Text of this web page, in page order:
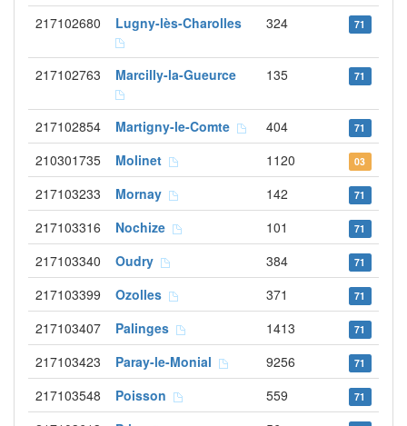
217102680 Lugny-lès-Charolles 324 71
217102763 Marcilly-la-Gueurce 135 71
217102854 Martigny-le-Comte 404 71
210301735 Molinet 1120 03
217103233 Mornay 142 71
217103316 Nochize 101 71
217103340 Oudry 384 71
217103399 Ozolles 371 71
217103407 Palinges 1413 71
217103423 Paray-le-Monial 9256 71
217103548 Poisson 559 71